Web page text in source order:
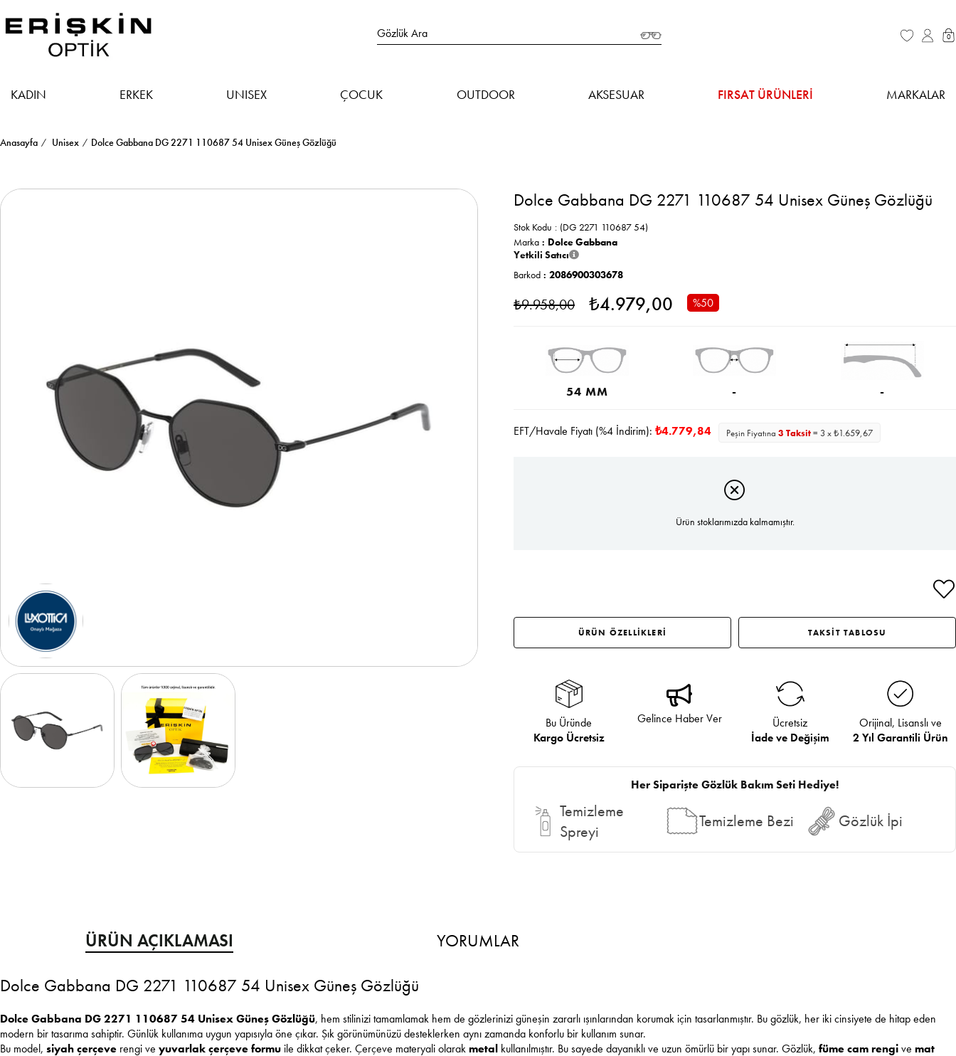
0
KADIN ERKEK UNISEX ÇOCUK OUTDOOR AKSESUAR FIRSAT ÜRÜNLERİ MARKALAR
Anasayfa Unisex Dolce Gabbana DG 2271 110687 54 Unisex Güneş Gözlüğü
Dolce Gabbana DG 2271 110687 54 Unisex Güneş Gözlüğü
(DG 2271 110687 54)
Stok Kodu
Marka : Dolce Gabbana
Yetkili Satıcı
Barkod : 2086900303678
₺9.958,00 ₺4.979,00 %50
54 MM - -
EFT/Havale Fiyatı (%4 İndirim): ₺4.779,84 Peşin Fiyatına 3 Taksit= 3 x ₺1.659,67
Ürün stoklarımızda kalmamıştır.
ÜRÜN ÖZELLİKLERİ TAKSİT TABLOSU
Bu Üründe
Kargo Ücretsiz
Gelince Haber Ver
Ücretsiz
İade ve Değişim
Orijinal, Lisanslı ve
2 Yıl Garantili Ürün
Her Siparişte Gözlük Bakım Seti Hediye!
Temizleme
Spreyi
Temizleme Bezi Gözlük İpi
ÜRÜN AÇIKLAMASI YORUMLAR
Dolce Gabbana DG 2271 110687 54 Unisex Güneş Gözlüğü
Dolce Gabbana DG 2271 110687 54 Unisex Güneş Gözlüğü, hem stilinizi tamamlamak hem de gözlerinizi güneşin zararlı ışınlarından korumak için tasarlanmıştır. Bu gözlük, her iki cinsiyete de hitap eden
modern bir tasarıma sahiptir. Günlük kullanıma uygun yapısıyla öne çıkar. Şık görünümünüzü desteklerken aynı zamanda konforlu bir kullanım sunar.
Bu model, siyah çerçeve rengi ve yuvarlak çerçeve formu ile dikkat çeker. Çerçeve materyali olarakmetal kullanılmıştır. Bu sayede dayanıklı ve uzun ömürlü bir yapı sunar. Gözlük, füme cam rengive mat